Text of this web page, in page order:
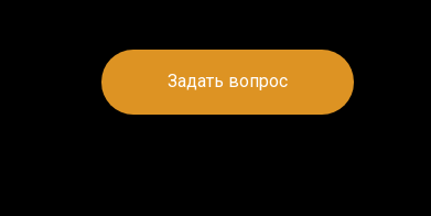
Задать вопрос